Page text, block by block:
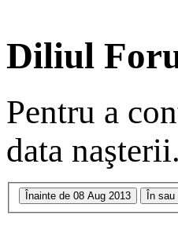
Diliul
Pentru a
data naşterii.